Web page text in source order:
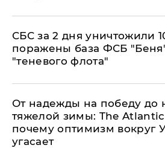
СБС за 2 дня уничтожили
поражены база ФСБ
"теневого флота"
От надежды на победу до
тяжелой зимы: The
почему оптимизм вокруг
угасает